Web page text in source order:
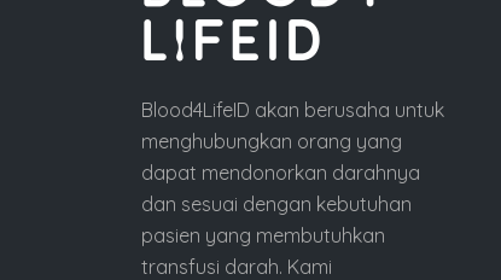
Blood4LifeID akan berusaha untuk
menghubungkan orang yang
dapat mendonorkan darahnya
dan sesuai dengan kebutuhan
pasien yang membutuhkan
transfusi darah. Kami